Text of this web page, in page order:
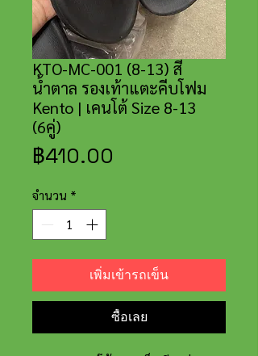
KTO-MC-001 (8-13) สี
น้ำตาล รองเท้าแตะคีบโฟม
Kento | เคนโต้ Size 8-13
(6คู่)
฿410.00
จำนวน *
เพิ่มเข้ารถเข็น
ซื้อเลย